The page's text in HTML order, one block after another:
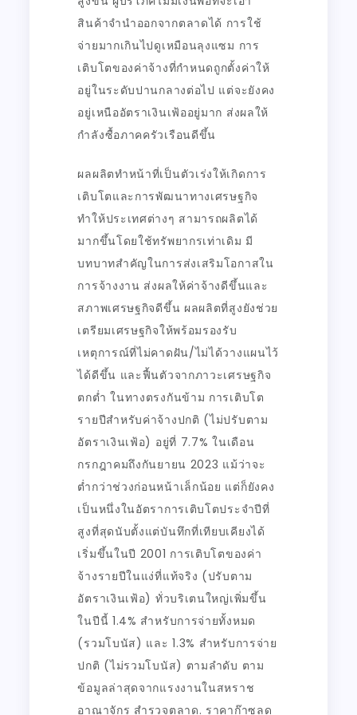
สินค้าจำนำออกจากตลาดได้ การใช้
จ่ายมากเกินไปดูเหมือนลุงแซม การ
เติบโตของค่าจ้างที่กำหนดถูกตั้งค่าให้
อยู่ในระดับปานกลางต่อไป แต่จะยังคง
อยู่เหนืออัตราเงินเฟ้ออยู่มาก ส่งผลให้
กำลังซื้อภาคครัวเรือนดีขึ้น
ผลผลิตทำหน้าที่เป็นตัวเร่งให้เกิดการ
เติบโตและการพัฒนาทางเศรษฐกิจ
ทำให้ประเทศต่างๆ สามารถผลิตได้
มากขึ้นโดยใช้ทรัพยากรเท่าเดิม มี
บทบาทสำคัญในการส่งเสริมโอกาสใน
การจ้างงาน ส่งผลให้ค่าจ้างดีขึ้นและ
สภาพเศรษฐกิจดีขึ้น ผลผลิตที่สูงยังช่วย
เตรียมเศรษฐกิจให้พร้อมรองรับ
เหตุการณ์ที่ไม่คาดฝัน/ไม่ได้วางแผนไว้
ได้ดีขึ้น และฟื้นตัวจากภาวะเศรษฐกิจ
ตกต่ำ ในทางตรงกันข้าม การเติบโต
รายปีสำหรับค่าจ้างปกติ (ไม่ปรับตาม
อัตราเงินเฟ้อ) อยู่ที่ 7.7% ในเดือน
กรกฎาคมถึงกันยายน 2023 แม้ว่าจะ
ต่ำกว่าช่วงก่อนหน้าเล็กน้อย แต่ก็ยังคง
เป็นหนึ่งในอัตราการเติบโตประจำปีที่
สูงที่สุดนับตั้งแต่บันทึกที่เทียบเคียงได้
เริ่มขึ้นในปี 2001 การเติบโตของค่า
จ้างรายปีในแง่ที่แท้จริง (ปรับตาม
อัตราเงินเฟ้อ) ทั่วบริเตนใหญ่เพิ่มขึ้น
ในปีนี้ 1.4% สำหรับการจ่ายทั้งหมด
(รวมโบนัส) และ 1.3% สำหรับการจ่าย
ปกติ (ไม่รวมโบนัส) ตามลำดับ ตาม
ข้อมูลล่าสุดจากแรงงานในสหราช
อาณาจักร สำรวจตลาด. ราคาก๊าซลด